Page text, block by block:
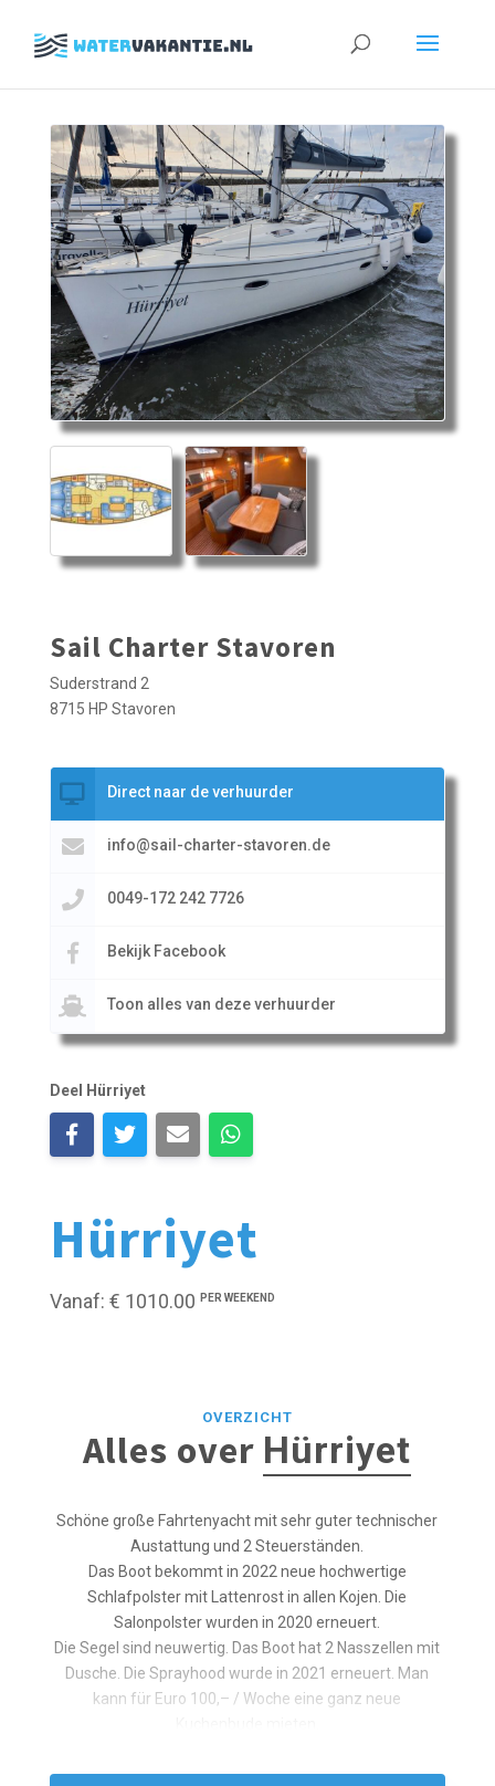
Zoeken
Hürriyet
Vanaf: € 1010.00 PER WEEKEND
Sail Charter Stavoren
Suderstrand 2
8715 HP Stavoren
Direct naar de verhuurder
info@sail-charter-stavoren.de
0049-172 242 7726
Bekijk Facebook
Toon alles van deze verhuurder
Deel Hürriyet
OVERZICHT
Alles over Hürriyet
Schöne große Fahrtenyacht mit sehr guter technischer
Austattung und 2 Steuerständen.
Das Boot bekommt in 2022 neue hochwertige
Schlafpolster mit Lattenrost in allen Kojen. Die
Salonpolster wurden in 2020 erneuert.
Die Segel sind neuwertig. Das Boot hat 2 Nasszellen mit
Dusche. Die Sprayhood wurde in 2021 erneuert. Man
kann für Euro 100,– / Woche eine ganz neue
Fallenstopper wurden ebenfalls gegen sehr hochwertige